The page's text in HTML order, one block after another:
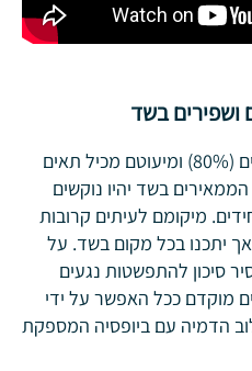
ושפירים בשד
מרבית הגושים בשד הנם שפירים (80%) ומיעוטם מכיל תאים
בשד יהיו נוקשים
מיקומם לעיתים קרובות
יתכנו בכל מקום בשד. על
סיכון להתפשטות נגעים
מוקדם ככל האפשר על ידי
הדמיה עם ביופסיה המספקת